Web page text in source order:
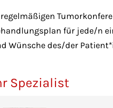
für jede/n
Wünsche des/der
Spezialist